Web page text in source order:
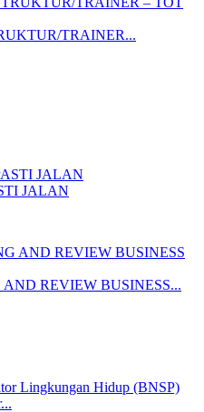
TRAINER...
JALAN
REVIEW BUSINESS...